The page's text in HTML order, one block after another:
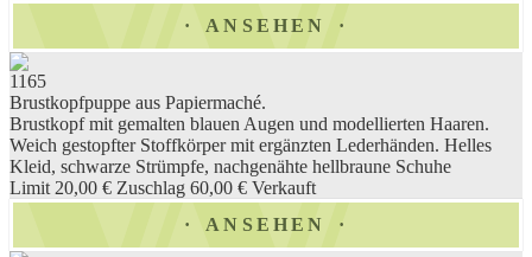
ANSEHEN
1165
Brustkopfpuppe aus Papiermaché.
Brustkopf mit gemalten blauen Augen und modellierten Haaren.
Weich gestopfter Stoffkörper mit ergänzten Lederhänden. Helles
Kleid, schwarze Strümpfe, nachgenähte hellbraune Schuhe
Limit 20,00 € Zuschlag 60,00 € Verkauft
ANSEHEN